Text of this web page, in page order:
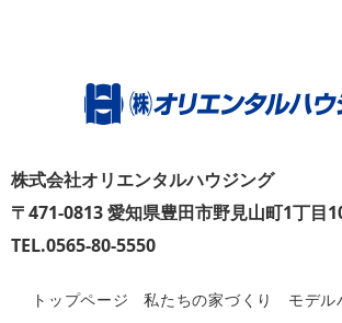
株式会社オリエンタルハウジング
〒471-0813 愛知県豊田市野見山町1丁目
TEL.0565-80-5550
トップページ 私たちの家づくり モデル